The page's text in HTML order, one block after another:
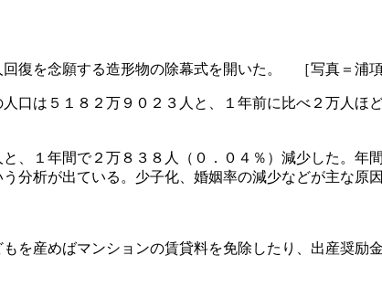
復を念願する造形物の除幕式を開いた。 ［写真＝浦項
口は５１８２万９０２３人と、１年前に比べ２万人ほ
、１年間で２万８３８人（０．０４％）減少した。年
分析が出ている。少子化、婚姻率の減少などが主な原
を産めばマンションの賃貸料を免除したり、出産奨励